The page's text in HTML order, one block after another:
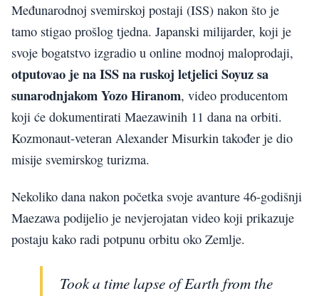
Međunarodnoj svemirskoj postaji (ISS) nakon što je
tamo stigao prošlog tjedna. Japanski milijarder, koji je
svoje bogatstvo izgradio u online modnoj maloprodaji,
otputovao je na ISS na ruskoj letjelici Soyuz sa
sunarodnjakom Yozo Hiranom, video producentom
koji će dokumentirati Maezawinih 11 dana na orbiti.
Kozmonaut-veteran Alexander Misurkin također je dio
misije svemirskog turizma.
Nekoliko dana nakon početka svoje avanture 46-godišnji
Maezawa podijelio je nevjerojatan video koji prikazuje
postaju kako radi potpunu orbitu oko Zemlje.
Took a time lapse of Earth from the